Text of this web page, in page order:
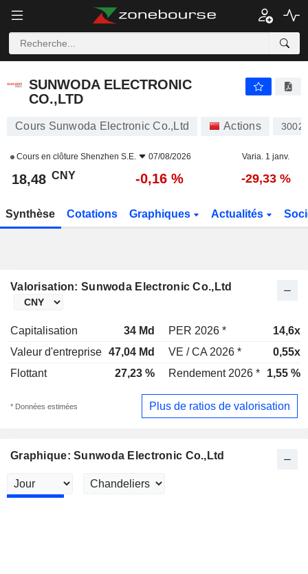
SUNWODA ELECTRONIC
CO.,LTD
Cours Sunwoda Electronic Co.,Ltd Actions
Cours en clôture Shenzhen S.E. 07/08/2026 Varia. 1 janv.
18,48 CNY -0,16 % -29,33 %
Synthèse Cotations Graphiques Actualités
Valorisation: Sunwoda Electronic Co.,Ltd
Capitalisation 34 Md PER 2026 *
14,6x
Valeur d'entreprise 47,04 Md VE / CA 2026 *
0,55x
Flottant
27,23 % Rendement 2026 * 1,55 %
* Données estimées Plus de ratios de valorisation
Graphique: Sunwoda Electronic Co.,Ltd